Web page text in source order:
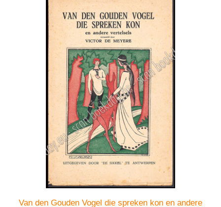
Van den Gouden Vogel die spreken kon en andere